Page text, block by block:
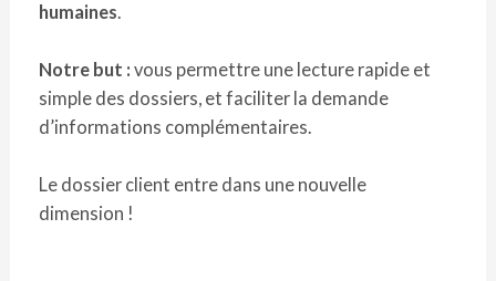
humaines.
Notre but : vous permettre une lecture rapide et
simple des dossiers, et faciliter la demande
d’informations complémentaires.
Le dossier client entre dans une nouvelle
dimension !